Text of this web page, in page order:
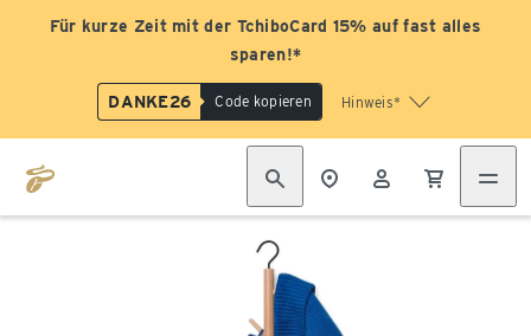
Für kurze Zeit mit der TchiboCard 15% auf fast alles
sparen!*
DANKE26 Code kopieren Hinweis*